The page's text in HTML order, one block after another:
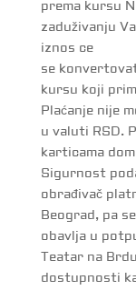
prema kursu
zaduživanju
iznos ce
se
kursu koji
Plaćanje nije
u valuti RSD.
karticama
Sigurnost
obrađivač
Beograd, pa
obavlja u
Teatar na
dostupnosti